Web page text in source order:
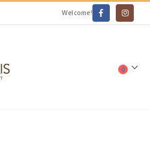
Welcome!
0